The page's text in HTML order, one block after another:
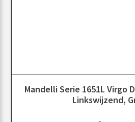
Mandelli Serie 1651L Virgo
Linkswijzend,